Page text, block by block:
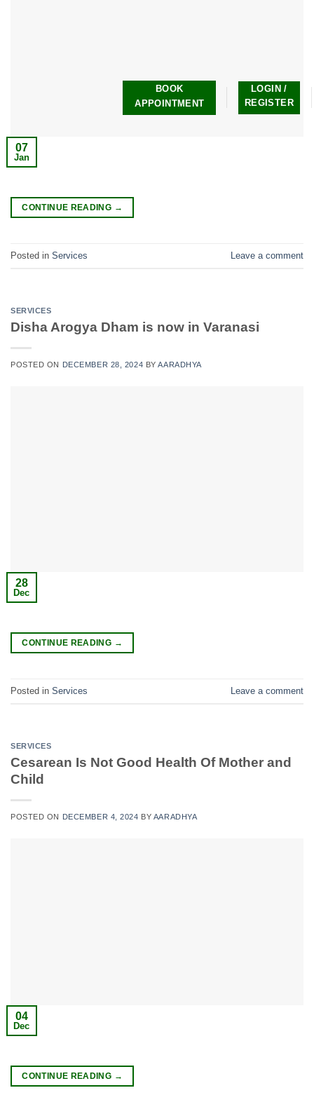
BOOK
APPOINTMENT
LOGIN /
REGISTER
07
Jan
CONTINUE READING →
Posted in Services Leave a comment
SERVICES
Disha Arogya Dham is now in Varanasi
POSTED ON DECEMBER 28, 2024 BYAARADHYA
28
Dec
CONTINUE READING →
Posted in Services Leave a comment
SERVICES
Cesarean Is Not Good Health Of Mother and
Child
POSTED ON DECEMBER 4, 2024 BY AARADHYA
04
Dec
CONTINUE READING →